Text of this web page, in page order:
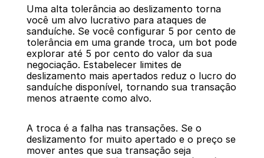
Uma alta tolerância ao deslizamento torna
você um alvo lucrativo para ataques de
sanduíche. Se você configurar 5 por cento de
tolerância em uma grande troca, um bot pode
explorar até 5 por cento do valor da sua
negociação. Estabelecer limites de
deslizamento mais apertados reduz o lucro do
sanduíche disponível, tornando sua transação
menos atraente como alvo.
A troca é a falha nas transações. Se o
deslizamento for muito apertado e o preço se
mover antes que sua transação seja